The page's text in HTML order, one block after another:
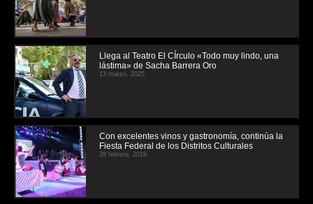
Llega al Teatro El CÍrculo «Todo muy lindo, una
lástima» de Sacha Barrera Oro
13 marzo, 2025
Con excelentes vinos y gastronomía, continúa la
Fiesta Federal de los Distritos Culturales
28 febrero, 2019